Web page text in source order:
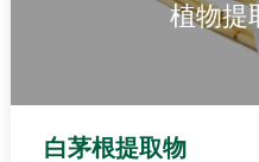
植物提
白茅根提取物